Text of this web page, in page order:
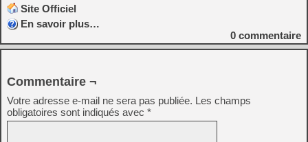
Site Officiel
En savoir plus…
0 commentaire
Commentaire ¬
Votre adresse e-mail ne sera pas publiée. Les champs
obligatoires sont indiqués avec *